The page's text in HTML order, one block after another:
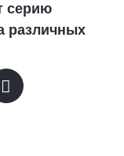
серию
различных